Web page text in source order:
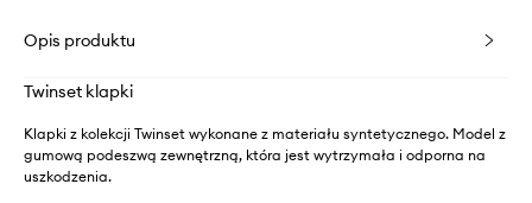
Opis produktu
Twinset klapki
Klapki z kolekcji Twinset wykonane z materiału syntetycznego. Model z
gumową podeszwą zewnętrzną, która jest wytrzymała i odporna na
uszkodzenia.